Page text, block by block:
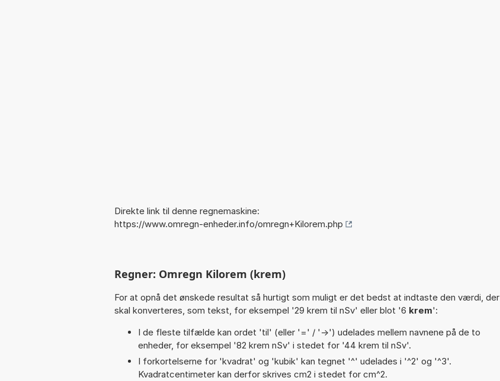
Direkte link til denne regnemaskine:
https://www.omregn-enheder.info/omregn+Kilorem.php
Regner: Omregn Kilorem (krem)
For at opnå det ønskede resultat så hurtigt som muligt er det bedst at indtaste den værdi, der
skal konverteres, som tekst, for eksempel '29 krem til nSv' eller blot '6 krem':
I de fleste tilfælde kan ordet 'til' (eller '=' / '->') udelades mellem navnene på de to
enheder, for eksempel '82 krem nSv' i stedet for '44 krem til nSv'.
I forkortelserne for 'kvadrat' og 'kubik' kan tegnet '^' udelades i '^2' og '^3'.
Kvadratcentimeter kan derfor skrives cm2 i stedet for cm^2.